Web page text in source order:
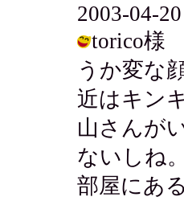
2003-04-
torico様
うか変な
近はキン
山さんが
ないしね
部屋にあ